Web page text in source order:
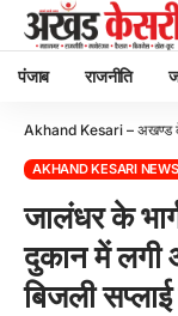
पंजाब राजनीति
Akhand Kesari – अखण्ड
AKHAND KESARI NEWS
जालंधर के
दुकान में लगी
बिजली